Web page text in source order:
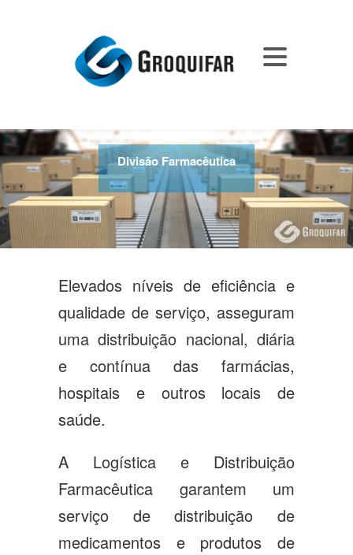
Divisão Farmacêutica
Divisão Farmacêutica
Divisão Farmacêutica
Elevados níveis de eficiência e
qualidade de serviço, asseguram
uma distribuição nacional, diária
e contínua das farmácias,
hospitais e outros locais de
saúde.
A Logística e Distribuição
Farmacêutica garantem um
serviço de distribuição de
medicamentos e produtos de